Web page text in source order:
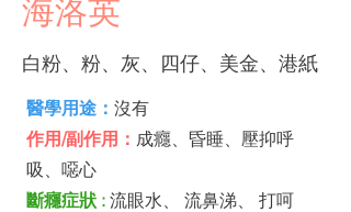
海洛英
白粉、粉、灰、四仔、美金、港紙
醫學用途： 沒有
作用/副作用： 成癮、昏睡、壓抑呼
吸、噁心
斷癮症狀 : 流眼水、 流鼻涕、 打呵